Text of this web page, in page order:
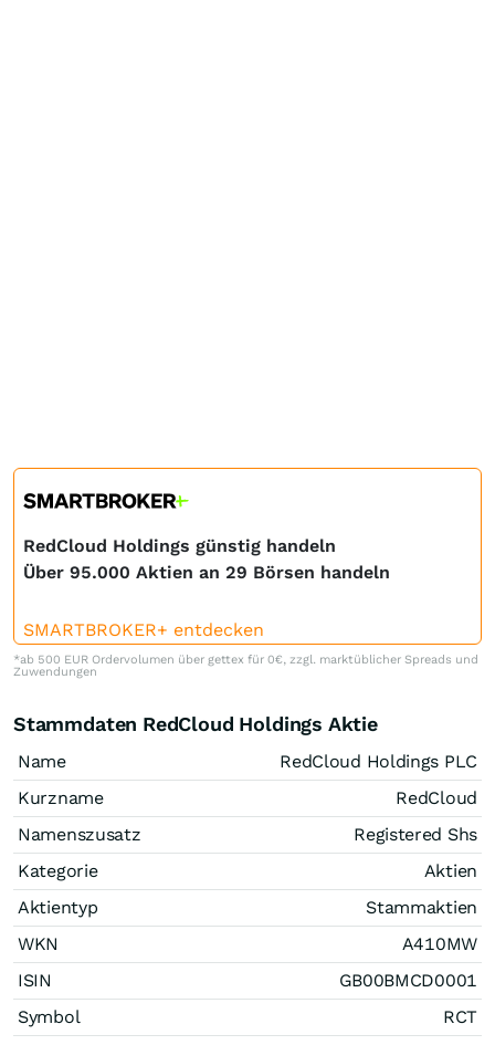
RedCloud Holdings günstig handeln
Über 95.000 Aktien an 29 Börsen handeln
SMARTBROKER+ entdecken
*ab 500 EUR Ordervolumen über gettex für 0€, zzgl. marktüblicher Spreads und
Zuwendungen
Stammdaten RedCloud Holdings Aktie
Name
RedCloud Holdings PLC
Kurzname
RedCloud
Namenszusatz
Registered Shs
Kategorie
Aktien
Aktientyp
Stammaktien
WKN
A410MW
ISIN
GB00BMCD0001
Symbol
RCT